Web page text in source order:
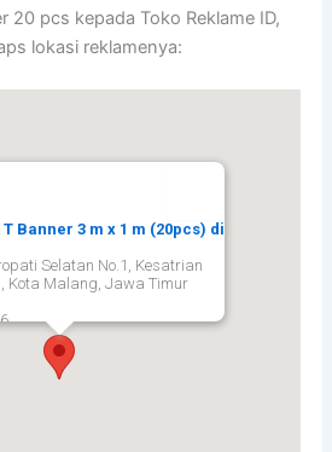
20 pcs kepada Toko Reklame ID,
lokasi reklamenya:
Banner 3 m x 1 m (20pcs) di
Selatan No.1, Kesatrian
Kota Malang, Jawa Timur